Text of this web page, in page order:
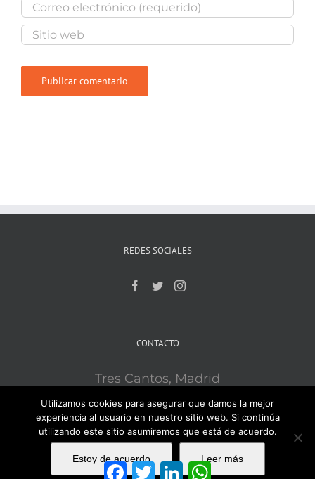
REDES SOCIALES
CONTACTO
Tres Cantos, Madrid
Mobile: 609121715
Email:ironsport3c@gmail.com
Facebook
TwitterLinkedIn
WhatsApp
Utilizamos cookies para asegurar que damos la mejor
experiencia al usuario en nuestro sitio web. Si continúa
utilizando este sitio asumiremos que está de acuerdo.
Estoy de acuerdo Leer más